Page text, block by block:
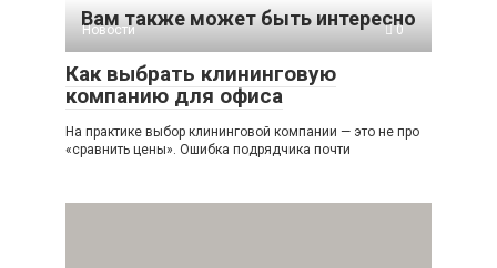
Вам также может быть интересно
Новости 0
Как выбрать клининговую
компанию для офиса
На практике выбор клининговой компании — это не про
«сравнить цены». Ошибка подрядчика почти